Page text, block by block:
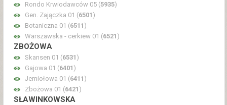
Rondo Krwiodawców 05 (5935)
Gen. Zajączka 01 (6501 )
Botaniczna 01 (6511 )
Warszawska - cerkiew 01 (6521 )
ZBOŻOWA
Skansen 01 (6531 )
Gajowa 01 (6401 )
Jemiołowa 01 (6411 )
Zbożowa 01 (6421 )
SŁAWINKOWSKA